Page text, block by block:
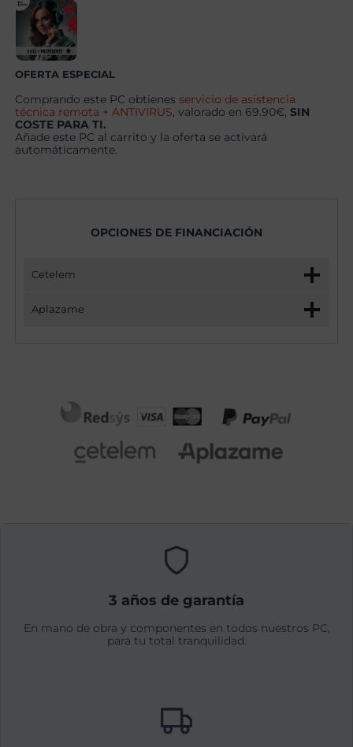
16GB
+
Windows
11
Pro
cantidad
OFERTA ESPECIAL
Comprando este PC obtienes servicio de asistencia
técnica remota + ANTIVIRUS, valorado en 69.90€,SIN
COSTE PARA TI.
Añade este PC al carrito y la oferta se activará
automáticamente.
OPCIONES DE FINANCIACIÓN
Cetelem
Aplazame
3 años de garantía
En mano de obra y componentes en todos nuestros PC,
para tu total tranquilidad.